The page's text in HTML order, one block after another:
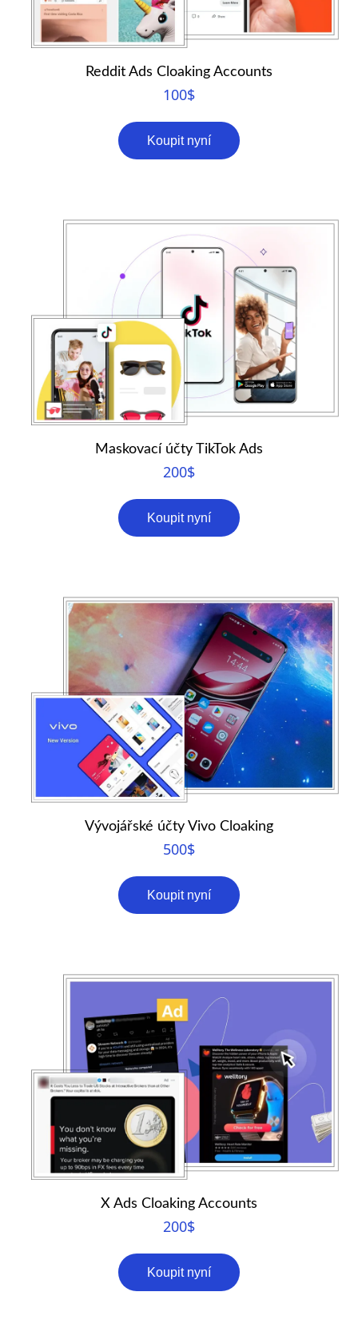
Reddit Ads Cloaking Accounts
100$
Koupit nyní
Maskovací účty TikTok Ads
200$
Koupit nyní
Vývojářské účty Vivo Cloaking
500$
Koupit nyní
X Ads Cloaking Accounts
200$
Koupit nyní